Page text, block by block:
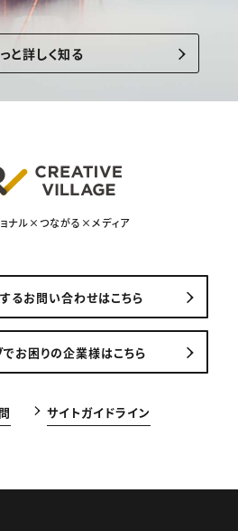
と詳しく知る
ョナル×つながる×メディア
るお問い合わせはこちら
でお困りの企業様はこちら
サイトガイドライン